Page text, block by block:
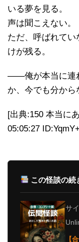
いる夢を見る。
声は聞こえない。
ただ、呼ばれて
けが残る。
――俺が本当に連
か、今でも分から
[出典:150 本当に
05:05:27
この怪談の
サ
【